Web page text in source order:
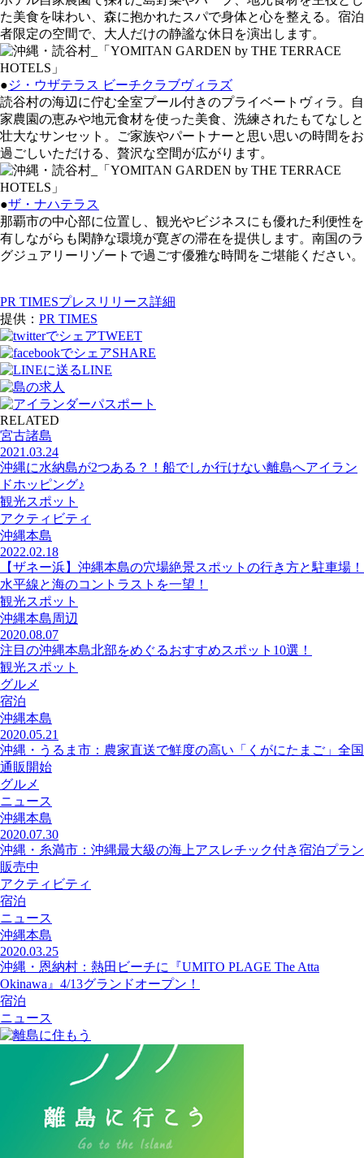
た美食を味わい、森に抱かれたスパで身体と心を整える。宿泊
者限定の空間で、大人だけの静謐な休日を演出します。
●ジ・ウザテラス ビーチクラブヴィラズ
読谷村の海辺に佇む全室プール付きのプライベートヴィラ。自
家農園の恵みや地元食材を使った美食、洗練されたもてなしと
壮大なサンセット。ご家族やパートナーと思い思いの時間をお
過ごしいただける、贅沢な空間が広がります。
●ザ・ナハテラス
那覇市の中心部に位置し、観光やビジネスにも優れた利便性を
有しながらも閑静な環境が寛ぎの滞在を提供します。南国のラ
グジュアリーリゾートで過ごす優雅な時間をご堪能ください。
PR TIMESプレスリリース詳細
提供： PR TIMES
TWEET
SHARE
LINE
RELATED
宮古諸島
2021.03.24
沖縄に水納島が2つある？！船でしか行けない離島へアイラン
ドホッピング♪
観光スポット
アクティビティ
沖縄本島
2022.02.18
【ザネー浜】沖縄本島の穴場絶景スポットの行き方と駐車場！
水平線と海のコントラストを一望！
観光スポット
沖縄本島周辺
2020.08.07
注目の沖縄本島北部をめぐるおすすめスポット10選！
観光スポット
グルメ
宿泊
沖縄本島
2020.05.21
沖縄・うるま市：農家直送で鮮度の高い「くがにたまご」全国
通販開始
グルメ
ニュース
沖縄本島
2020.07.30
沖縄・糸満市：沖縄最大級の海上アスレチック付き宿泊プラン
販売中
アクティビティ
宿泊
ニュース
沖縄本島
2020.03.25
沖縄・恩納村：熱田ビーチに『UMITO PLAGE The Atta
Okinawa』4/13グランドオープン！
宿泊
ニュース